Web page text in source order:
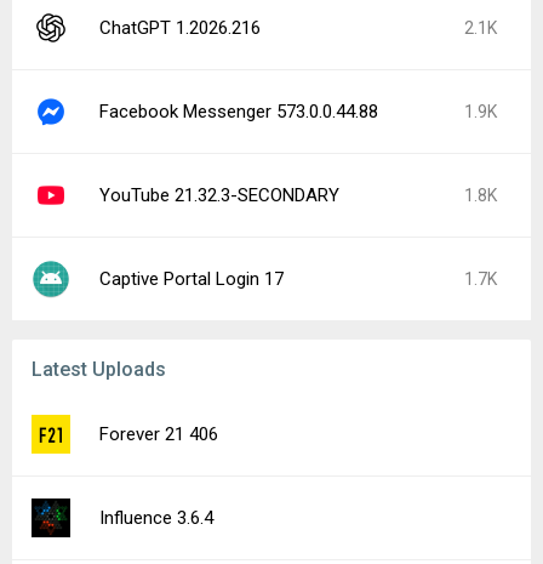
ChatGPT 1.2026.216 2.1K
Facebook Messenger 573.0.0.44.88 1.9K
YouTube 21.32.3-SECONDARY 1.8K
Captive Portal Login 17 1.7K
Latest Uploads
Forever 21 406
Influence 3.6.4